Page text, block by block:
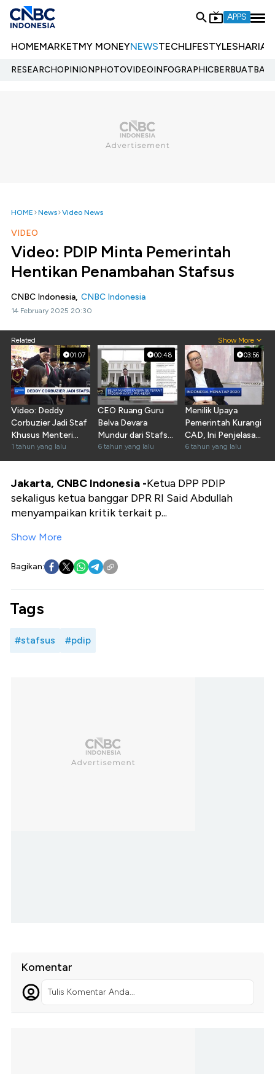
APPS
HOMEMARKETMY MONEYNEWSTECHLIFESTYLESHARIA
RESEARCHOPINIONPHOTOVIDEOINFOGRAPHIC
HOME News Video News
VIDEO
Video: PDIP Minta Pemerintah
Hentikan Penambahan Stafsus
CNBC Indonesia, CNBC Indonesia
14 February 2025 20:30
Related Show More
01:07
Video: Deddy
Corbuzier Jadi Staf
Khusus Menteri
Pertahanan
1 tahun yang lalu
00:48
CEO Ruang Guru
Belva Devara
Mundur dari Stafsus
Presiden
6 tahun yang lalu
03:56
Menilik Upaya
Pemerintah Kurangi
CAD, Ini Penjelasan
Stafsus
6 tahun yang lalu
Jakarta, CNBC Indonesia -Ketua DPP PDIP
sekaligus ketua banggar DPR RI Said Abdullah
menyampaikan kritik terkait p...
Show More
Bagikan:
Tags
#stafsus #pdip
Komentar
Tulis Komentar Anda...